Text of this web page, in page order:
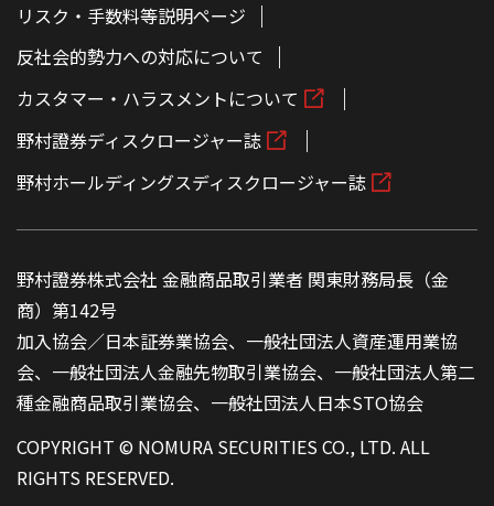
リスク・手数料等説明ページ
反社会的勢力への対応について
カスタマー・ハラスメントについて
野村證券ディスクロージャー誌
野村ホールディングスディスクロージャー誌
野村證券株式会社 金融商品取引業者 関東財務局長（金
商）第142号
加入協会／日本証券業協会、一般社団法人資産運用業協
会、一般社団法人金融先物取引業協会、一般社団法人第二
種金融商品取引業協会、一般社団法人日本STO協会
COPYRIGHT © NOMURA SECURITIES CO., LTD. ALL
RIGHTS RESERVED.